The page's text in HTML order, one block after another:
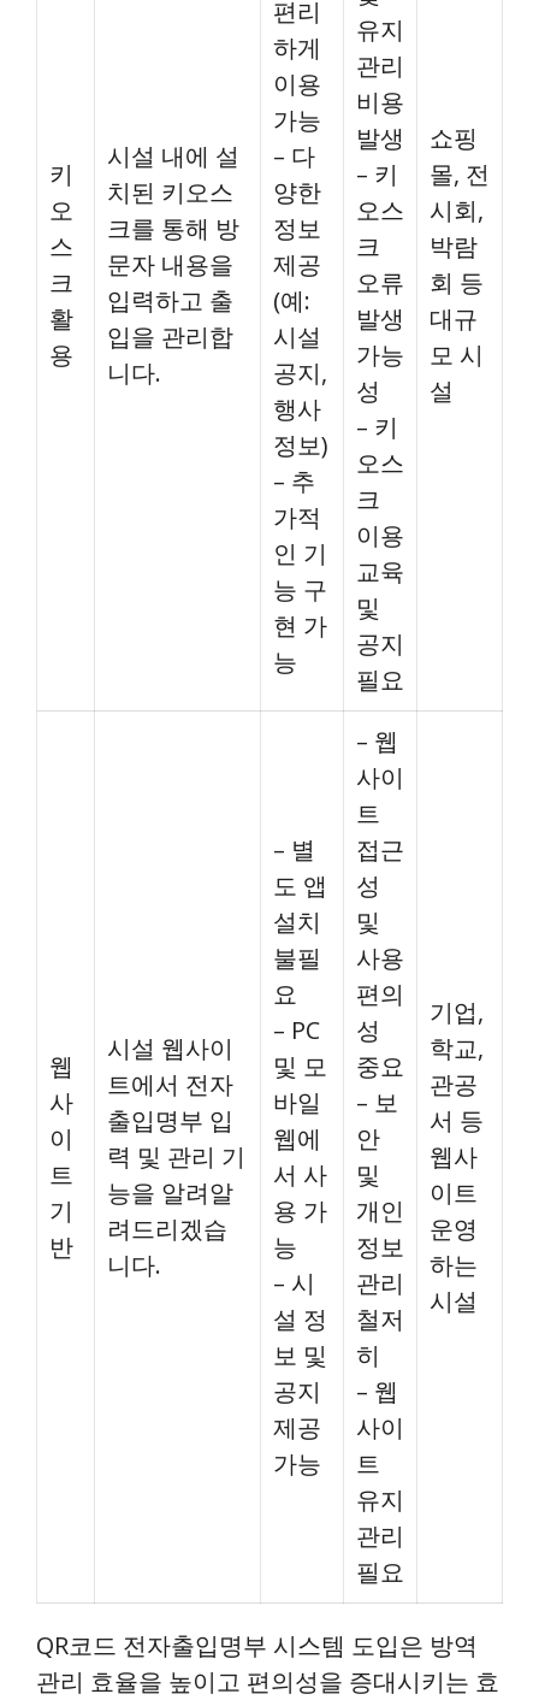
키
오
스
크
활
용
시설 내에 설
치된 키오스
크를 통해 방
문자 내용을
입력하고 출
입을 관리합
니다.
편리
하게
이용
가능
– 다
양한
정보
제공
(예:
시설
공지,
행사
정보)
– 추
가적
인 기
능 구
현 가
능
유지
관리
비용
발생
– 키
오스
크
오류
발생
가능
성
– 키
오스
크
이용
교육
및
공지
필요
쇼핑
몰, 전
시회,
박람
회 등
대규
모 시
설
웹
사
이
트
기
반
시설 웹사이
트에서 전자
출입명부 입
력 및 관리 기
능을 알려알
려드리겠습
니다.
– 별
도 앱
설치
불필
요
– PC
및 모
바일
웹에
서 사
용 가
능
– 시
설 정
보 및
공지
제공
가능
– 웹
사이
트
접근
성
및
사용
편의
성
중요
– 보
안
및
개인
정보
관리
철저
히
– 웹
사이
트
유지
관리
필요
기업,
학교,
관공
서 등
웹사
이트
운영
하는
시설
QR코드 전자출입명부 시스템 도입은 방역
관리 효율을 높이고 편의성을 증대시키는 효